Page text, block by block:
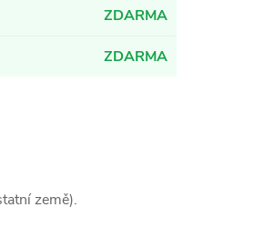
ZDARMA
ZDARMA
země).